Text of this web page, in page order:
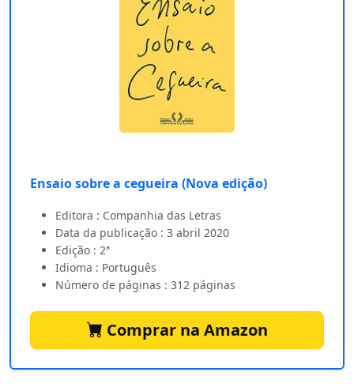
Ensaio sobre a cegueira (Nova edição)
Editora : Companhia das Letras
Data da publicação : 3 abril 2020
Edição : 2ª
Idioma : Português
Número de páginas : 312 páginas
Comprar na Amazon